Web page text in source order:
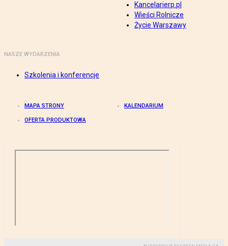
Kancelarierp.pl
Wieści Rolnicze
Życie Warszawy
NASZE WYDARZENIA
Szkolenia i konferencje
MAPA STRONY KALENDARIUM
OFERTA PRODUKTOWA